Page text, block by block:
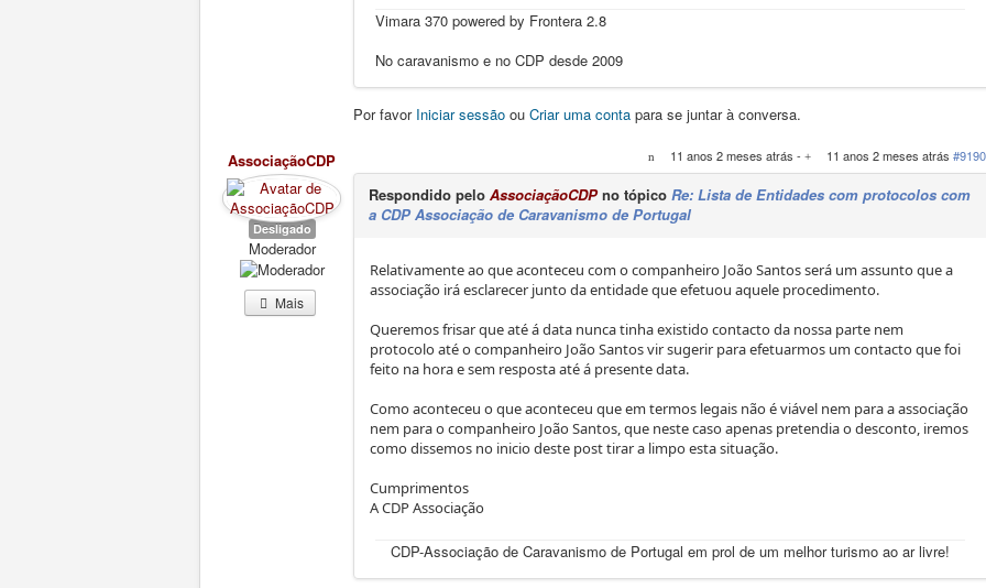
Vimara 370 powered by Frontera 2.8
No caravanismo e no CDP desde 2009
Por favor Iniciar sessão ouCriar uma conta para se juntar à conversa.
AssociaçãoCDP
Desligado
Moderador
Mais
11 anos 2 meses atrás - 11 anos 2 meses atrás
Respondido peloAssociaçãoCDPno tópicoRe: Lista de Entidades com protocolos com
a CDP Associação de Caravanismo de Portugal
Relativamente ao que aconteceu com o companheiro João Santos será um assunto que a
associação irá esclarecer junto da entidade que efetuou aquele procedimento.
Queremos frisar que até á data nunca tinha existido contacto da nossa parte nem
protocolo até o companheiro João Santos vir sugerir para efetuarmos um contacto que foi
feito na hora e sem resposta até á presente data.
Como aconteceu o que aconteceu que em termos legais não é viável nem para a associação
nem para o companheiro João Santos, que neste caso apenas pretendia o desconto, iremos
como dissemos no inicio deste post tirar a limpo esta situação.
Cumprimentos
A CDP Associação
CDP-Associação de Caravanismo de Portugal em prol de um melhor turismo ao ar livre!